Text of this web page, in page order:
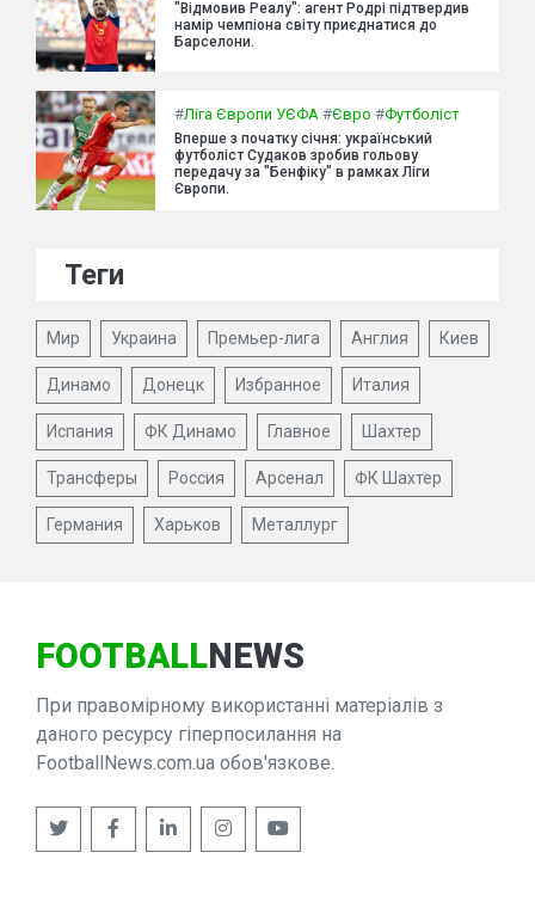
"Відмовив Реалу": агент Родрі підтвердив
намір чемпіона світу приєднатися до
Барселони.
#Ліга Європи УЄФА #Євро #Футболіст
Вперше з початку січня: український
футболіст Судаков зробив гольову
передачу за "Бенфіку" в рамках Ліги
Європи.
Теги
Мир Украина Премьер-лига Англия Киев
Динамо Донецк Избранное Италия
Испания ФК Динамо Главное Шахтер
Трансферы Россия Арсенал ФК Шахтер
Германия Харьков Металлург
FOOTBALLNEWS
При правомірному використанні матеріалів з
даного ресурсу гіперпосилання на
FootballNews.com.ua обов'язкове.